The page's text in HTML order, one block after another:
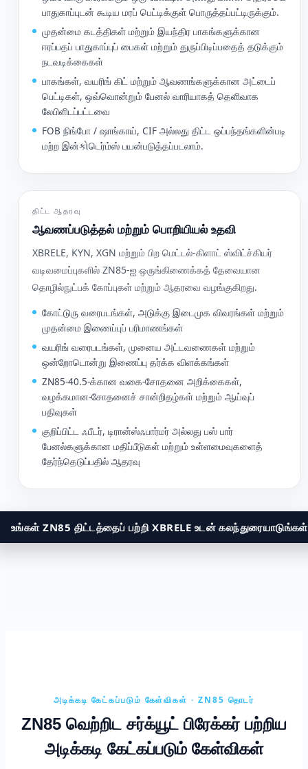
பாதுகாப்புடன் கூடிய மரப் பெட்டிக்குள் பொருத்தப்பட்டிருக்கும்.
முதன்மை கடத்திகள் மற்றும் இயந்திர பாகங்களுக்கான
ஈரப்பதப் பாதுகாப்புப் பைகள் மற்றும் துருப்பிடிப்பதைத் தடுக்கும்
நடவடிக்கைகள்
பாகங்கள், வயரிங் கிட் மற்றும் ஆவணங்களுக்கான அட்டைப்
பெட்டிகள், ஒவ்வொன்றும் பேனல் வாரியாகத் தெளிவாக
லேபிளிடப்பட்டவை
FOB நிங்போ / ஷாங்காய், CIF அல்லது திட்ட ஒப்பந்தங்களின்படி
மற்ற இன்કોடெர்ம்ஸ் பயன்படுத்தப்படலாம்.
திட்ட ஆதரவு
ஆவணப்படுத்தல் மற்றும் பொறியியல் உதவி
XBRELE, KYN, XGN மற்றும் பிற மெட்டல்-கிளாட் ஸ்விட்ச்கியர்
வடிவமைப்புகளில் ZN85-ஐ ஒருங்கிணைக்கத் தேவையான
தொழில்நுட்பக் கோப்புகள் மற்றும் ஆதரவை வழங்குகிறது.
கோட்டுரு வரைபடங்கள், அடுக்கு இடைமுக விவரங்கள் மற்றும்
முதன்மை இணைப்புப் பரிமாணங்கள்
வயரிங் வரைபடங்கள், முனைய அட்டவணைகள் மற்றும்
ஒன்றோடொன்று இணைப்பு தர்க்க விளக்கங்கள்
ZN85-40.5-க்கான வகை-சோதனை அறிக்கைகள்,
வழக்கமான-சோதனைச் சான்றிதழ்கள் மற்றும் ஆய்வுப்
பதிவுகள்
குறிப்பிட்ட ஃபீடர், டிரான்ஸ்ஃபார்மர் அல்லது பஸ் பார்
பேனல்களுக்கான மதிப்பீடுகள் மற்றும் உள்ளமைவுகளைத்
தேர்ந்தெடுப்பதில் ஆதரவு
உங்கள் ZN85 திட்டத்தைப் பற்றி XBRELE உடன் கலந்துரையாடுங்கள்
அடிக்கடி கேட்கப்படும் கேள்விகள் · ZN85 தொடர்
ZN85 வெற்றிட சர்க்யூட் பிரேக்கர் பற்றிய
அடிக்கடி கேட்கப்படும் கேள்விகள்